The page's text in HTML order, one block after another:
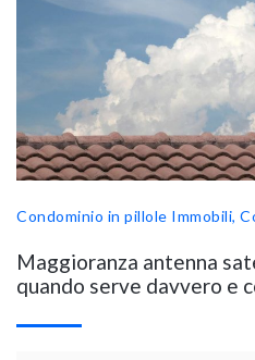
Condominio in pillole Immobili,
Maggioranza antenna
quando serve davvero e